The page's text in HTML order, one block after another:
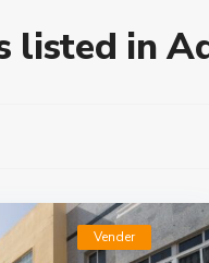
listed in
Vender